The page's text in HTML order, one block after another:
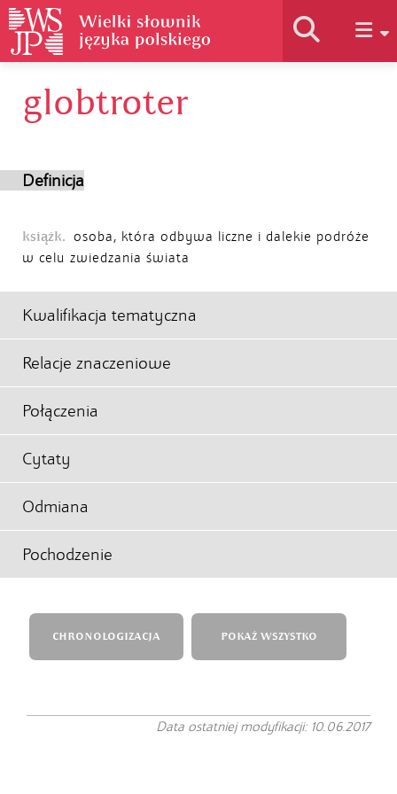
Historia słownika
globtroter
Definicja
książk. osoba, która odbywa liczne i dalekie podróże
w celu zwiedzania świata
Kwalifikacja tematyczna
Relacje znaczeniowe
Połączenia
Cytaty
Odmiana
Pochodzenie
CHRONOLOGIZACJA POKAŻ WSZYSTKO
Data ostatniej modyfikacji: 10.06.2017